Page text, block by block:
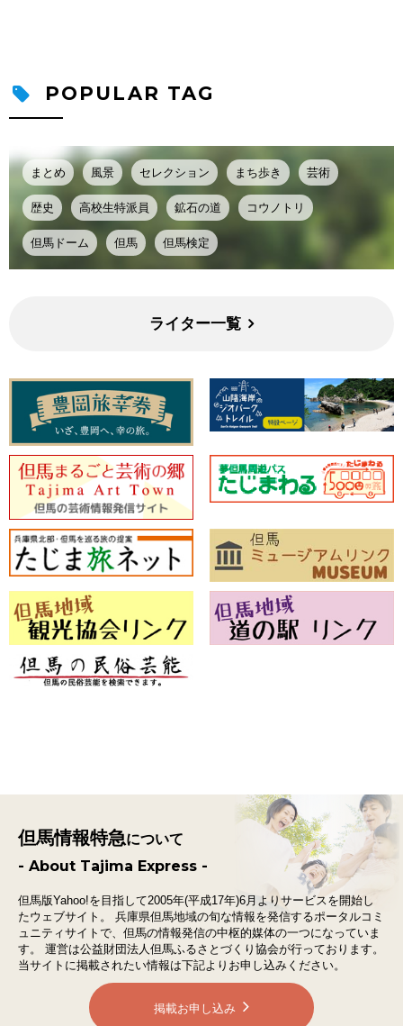
POPULAR TAG
まとめ 風景 セレクション まち歩き 芸術
歴史 高校生特派員 鉱石の道 コウノトリ
但馬ドーム 但馬 但馬検定
ライター一覧
但馬情報特急について
- About Tajima Express -
但馬版Yahoo!を目指して2005年(平成17年)6月よりサービスを開始し
たウェブサイト。
兵庫県但馬地域の旬な情報を発信するポータルコミ
ュニティサイトで、 但馬の情報発信の中枢的媒体の一つになっていま
す。
運営は公益財団法人但馬ふるさとづくり協会が行っております。
当サイトに掲載されたい情報は下記よりお申し込みください。
掲載お申し込み